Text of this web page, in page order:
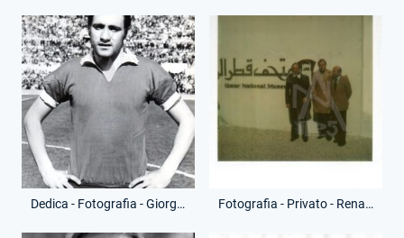
Dedica - Fotografia - Giorgio Chinaglia Fotografia - Privato - Renato Ziaco